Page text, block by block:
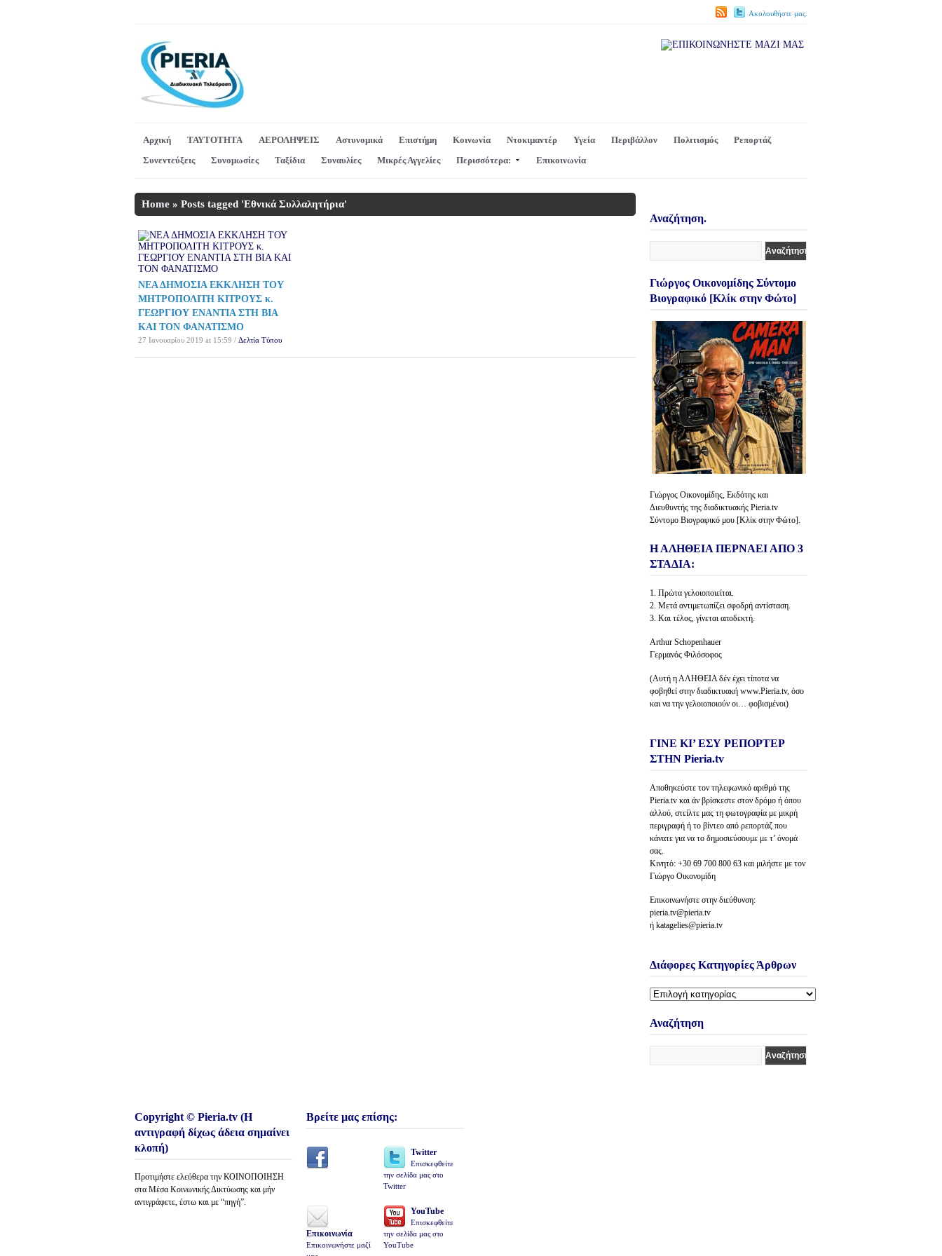
Ακολουθήστε μας.
Αρχική ΤΑΥΤΟΤΗΤΑ ΑΕΡΟΛΗΨΕΙΣ Αστυνομικά Επιστήμη Κοινωνία Ντοκιμαντέρ Υγεία Περιβάλλον Πολιτισμός
Ρεπορτάζ
Συνεντεύξεις
Συνομωσίες Ταξίδια Συναυλίες Μικρές Αγγελίες Περισσότερα: Επικοινωνία
Home » Posts tagged 'Εθνικά Συλλαλητήρια'
ΝΕΑ ΔΗΜΟΣΙΑ ΕΚΚΛΗΣΗ ΤΟΥ
ΜΗΤΡΟΠΟΛΙΤΗ ΚΙΤΡΟΥΣ κ.
ΓΕΩΡΓΙΟΥ ΕΝΑΝΤΙΑ ΣΤΗ ΒΙΑ
ΚΑΙ ΤΟΝ ΦΑΝΑΤΙΣΜΟ
27 Ιανουαρίου 2019 at 15:59 / Δελτία Τύπου
Αναζήτηση.
Γιώργος Οικονομίδης Σύντομο
Βιογραφικό [Κλίκ στην Φώτο]
Γιώργος Οικονομίδης, Εκδότης και
Διευθυντής της διαδικτυακής Pieria.tv
Σύντομο Βιογραφικό μου [Κλίκ στην Φώτο].
Η ΑΛΗΘΕΙΑ ΠΕΡΝΑΕΙ ΑΠΟ 3
ΣΤΑΔΙΑ:
1. Πρώτα γελοιοποιείται.
2. Μετά αντιμετωπίζει σφοδρή αντίσταση.
3. Και τέλος, γίνεται αποδεκτή.
Arthur Schopenhauer
Γερμανός Φιλόσοφος
(Αυτή η ΑΛΗΘΕΙΑ δέν έχει τίποτα να
φοβηθεί στην διαδικτυακή www.Pieria.tv, όσο
και να την γελοιοποιούν οι… φοβισμένοι)
ΓΙΝΕ ΚΙ’ ΕΣΥ ΡΕΠΟΡΤΕΡ
ΣΤΗΝ Pieria.tv
Αποθηκεύστε τον τηλεφωνικό αριθμό της
Pieria.tv και άν βρίσκεστε στον δρόμο ή όπου
αλλού, στείλτε μας τη φωτογραφία με μικρή
περιγραφή ή το βίντεο από ρεπορτάζ που
κάνατε για να το δημοσιεύσουμε με τ’ όνομά
σας.
Κινητό: +30 69 700 800 63 και μιλήστε με τον
Γιώργο Οικονομίδη
Επικοινωνήστε στην διεύθυνση:
pieria.tv@pieria.tv
ή katagelies@pieria.tv
Διάφορες Κατηγορίες Άρθρων
Διάφορες
Άρθρων
Αναζήτηση
Copyright © Pieria.tv (Η
αντιγραφή δίχως άδεια σημαίνει
κλοπή)
Προτιμήστε ελεύθερα την ΚΟΙΝΟΠΟΙΗΣΗ
στα Μέσα Κοινωνικής Δικτύωσης και μήν
αντιγράφετε, έστω και με “πηγή”.
Βρείτε μας επίσης:
Twitter
Επισκεφθείτε
την σελίδα μας στο
Twitter
Επικοινωνία
Επικοινωνήστε μαζί
YouTube
Επισκεφθείτε
την σελίδα μας στο
YouTube